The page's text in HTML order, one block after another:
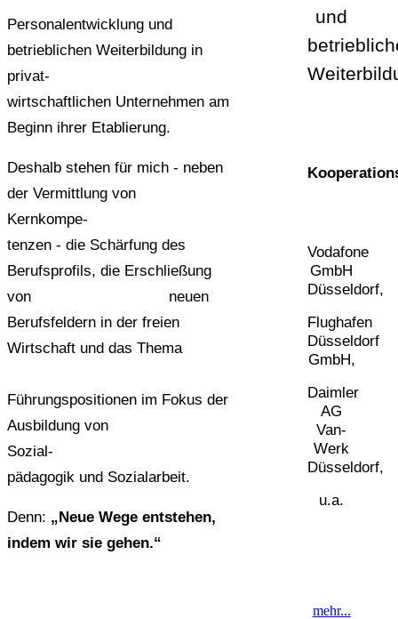
Personalentwicklung und
betrieblichen Weiterbildung in
privat-
wirtschaftlichen Unternehmen am
Beginn ihrer Etablierung.
Deshalb stehen für mich - neben
der Vermittlung von
Kernkompe-
tenzen - die Schärfung des
Berufsprofils, die Erschließung
von neuen
Berufsfeldern in der freien
Wirtschaft und das Thema
Führungspositionen im Fokus der
Ausbildung von
Sozial-
pädagogik und Sozialarbeit.
Denn: „Neue Wege entstehen,
indem wir sie gehen.“
und
Vodafone
GmbH
Düsseldorf,
Flughafen
Düsseldorf
GmbH,
Daimler
AG
Van-
Werk
Düsseldorf,
u.a.
mehr...